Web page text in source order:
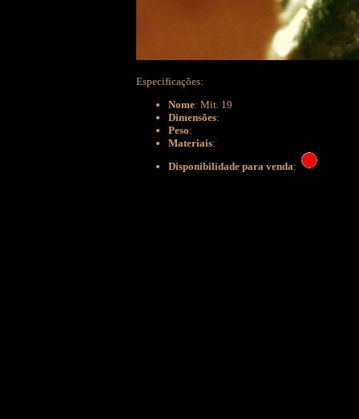
Especificações:
Nome: Mit. 19
Dimensões:
Peso:
Materiais:
Disponibilidade para venda: